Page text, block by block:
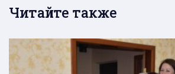
Читайте также